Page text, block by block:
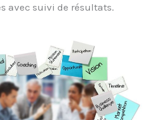
avec suivi de résultats.